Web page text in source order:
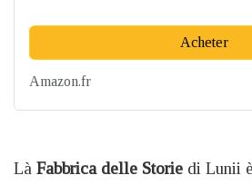
Acheter
Amazon.fr
Là Fabbrica delle Storie di Lunii